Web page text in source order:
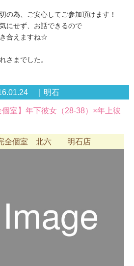
の為、ご安心してご参加頂けます！
にせず、お話できるので
合えますね☆
さまでした。
｜明石
室】年下彼女（28-38）×年上彼
完全個室 北六 明石店